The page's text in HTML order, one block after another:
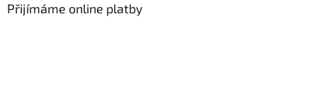
Přijímáme online platby